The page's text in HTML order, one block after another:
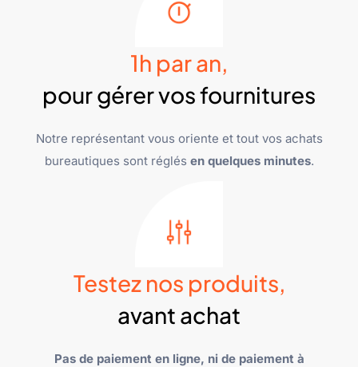
1h par an,
pour gérer vos fournitures
Notre représentant vous oriente et tout vos achats
bureautiques sont réglés en quelques minutes.
Testez nos produits,
avant achat
Pas de paiement en ligne, ni de paiement à